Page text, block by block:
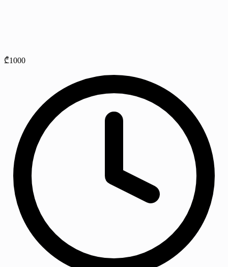
₾1000